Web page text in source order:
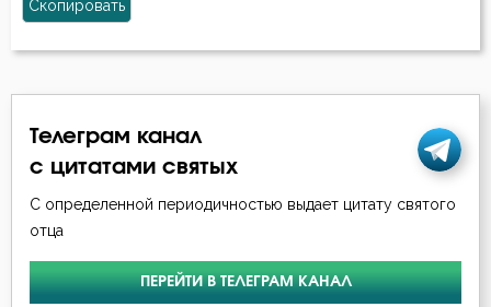
Скопировать
Телеграм канал
с цитатами святых
С определенной периодичностью выдает цитату святого
отца
ПЕРЕЙТИ В ТЕЛЕГРАМ КАНАЛ